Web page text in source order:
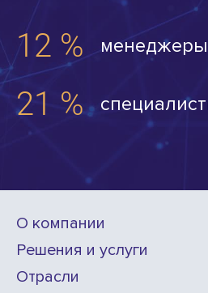
О компании
Решения и услуги
Отрасли